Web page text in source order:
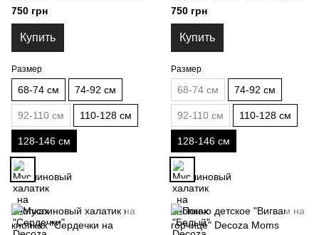
moms (XL128146-ms015) 128-
750 грн
Купить
Размер
68-74 см 74-92 см
92-110 см 110-128 см
128-146 см
(XL128146-ms007) 128-146
750 грн
Купить
Размер
68-74 см 74-92 см
92-110 см 110-128 см
128-146 см